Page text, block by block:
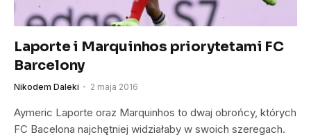
Laporte i Marquinhos priorytetami FC
Barcelony
Nikodem Daleki 2 maja 2016
Aymeric Laporte oraz Marquinhos to dwaj obrońcy, których
FC Bacelona najchętniej widziałaby w swoich szeregach.